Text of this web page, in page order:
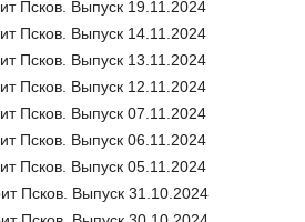
Псков. Выпуск 19.11.2024
Псков. Выпуск 14.11.2024
Псков. Выпуск 13.11.2024
Псков. Выпуск 12.11.2024
Псков. Выпуск 07.11.2024
Псков. Выпуск 06.11.2024
Псков. Выпуск 05.11.2024
Псков. Выпуск 31.10.2024